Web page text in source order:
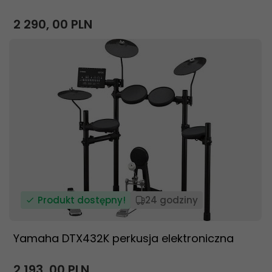
2 290, 00 PLN
Produkt dostępny! 24 godziny
Yamaha DTX432K perkusja elektroniczna